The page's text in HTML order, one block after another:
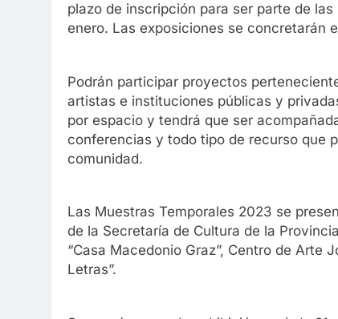
plazo de inscripción para ser parte de las
enero. Las exposiciones se concretarán
Podrán participar proyectos
artistas e instituciones públicas y
por espacio y tendrá que ser
conferencias y todo tipo de recurso que
comunidad.
Las Muestras Temporales 2023 se
de la Secretaría de Cultura de la
“Casa Macedonio Graz”, Centro de Arte
Letras”.